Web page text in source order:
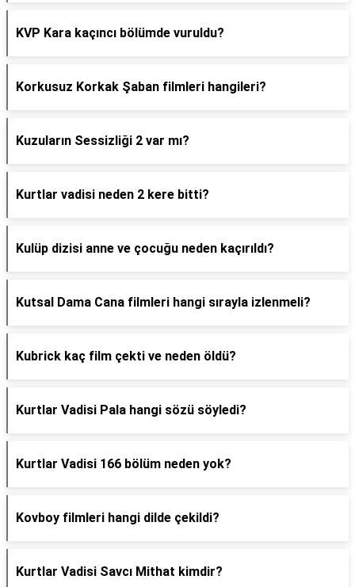
KVP Kara kaçıncı bölümde vuruldu?
Korkusuz Korkak Şaban filmleri hangileri?
Kuzuların Sessizliği 2 var mı?
Kurtlar vadisi neden 2 kere bitti?
Kulüp dizisi anne ve çocuğu neden kaçırıldı?
Kutsal Dama Cana filmleri hangi sırayla izlenmeli?
Kubrick kaç film çekti ve neden öldü?
Kurtlar Vadisi Pala hangi sözü söyledi?
Kurtlar Vadisi 166 bölüm neden yok?
Kovboy filmleri hangi dilde çekildi?
Kurtlar Vadisi Savcı Mithat kimdir?